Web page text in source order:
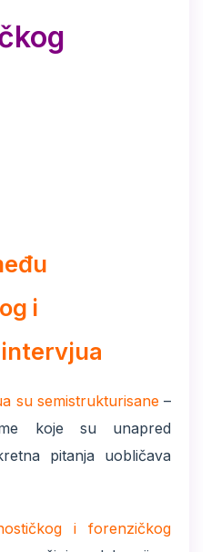
i
su semistrukturisane–
koje su unapred
pitanja uobličava
i forenzičkog